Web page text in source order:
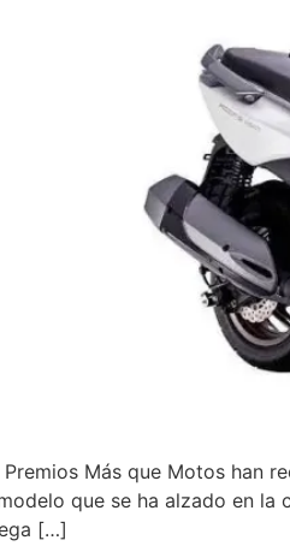
Premios Más que Motos han
que se ha alzado en
[…]